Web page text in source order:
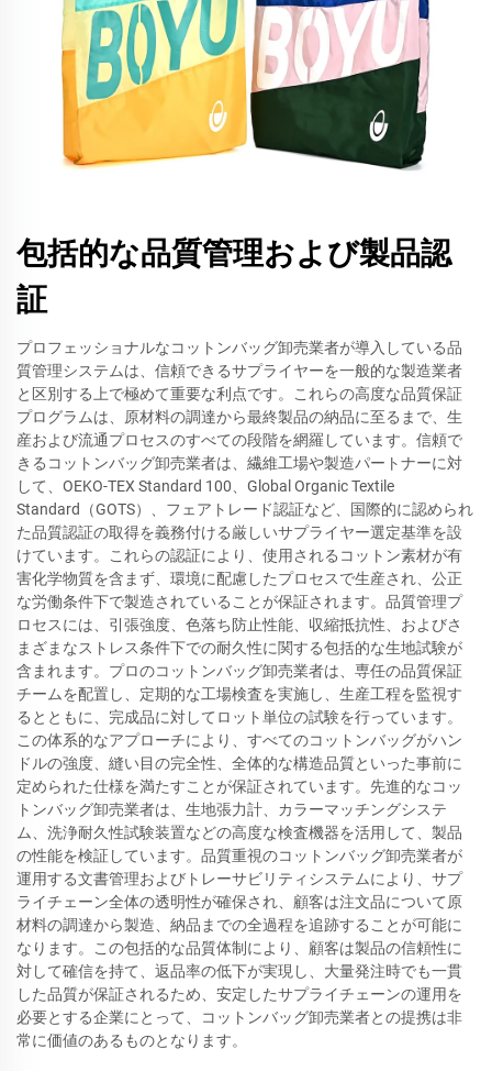
包括的な品質管理および製品認
証
プロフェッショナルなコットンバッグ卸売業者が導入している品
質管理システムは、信頼できるサプライヤーを一般的な製造業者
と区別する上で極めて重要な利点です。これらの高度な品質保証
プログラムは、原材料の調達から最終製品の納品に至るまで、生
産および流通プロセスのすべての段階を網羅しています。信頼で
きるコットンバッグ卸売業者は、繊維工場や製造パートナーに対
して、OEKO-TEX Standard 100、Global Organic Textile
Standard（GOTS）、フェアトレード認証など、国際的に認められ
た品質認証の取得を義務付ける厳しいサプライヤー選定基準を設
けています。これらの認証により、使用されるコットン素材が有
害化学物質を含まず、環境に配慮したプロセスで生産され、公正
な労働条件下で製造されていることが保証されます。品質管理プ
ロセスには、引張強度、色落ち防止性能、収縮抵抗性、およびさ
まざまなストレス条件下での耐久性に関する包括的な生地試験が
含まれます。プロのコットンバッグ卸売業者は、専任の品質保証
チームを配置し、定期的な工場検査を実施し、生産工程を監視す
るとともに、完成品に対してロット単位の試験を行っています。
この体系的なアプローチにより、すべてのコットンバッグがハン
ドルの強度、縫い目の完全性、全体的な構造品質といった事前に
定められた仕様を満たすことが保証されています。先進的なコッ
トンバッグ卸売業者は、生地張力計、カラーマッチングシステ
ム、洗浄耐久性試験装置などの高度な検査機器を活用して、製品
の性能を検証しています。品質重視のコットンバッグ卸売業者が
運用する文書管理およびトレーサビリティシステムにより、サプ
ライチェーン全体の透明性が確保され、顧客は注文品について原
材料の調達から製造、納品までの全過程を追跡することが可能に
なります。この包括的な品質体制により、顧客は製品の信頼性に
対して確信を持て、返品率の低下が実現し、大量発注時でも一貫
した品質が保証されるため、安定したサプライチェーンの運用を
必要とする企業にとって、コットンバッグ卸売業者との提携は非
常に価値のあるものとなります。